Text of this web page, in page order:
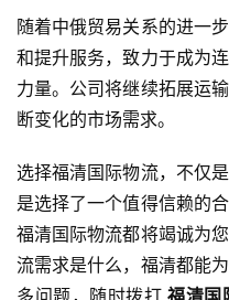
随着中俄贸易关系的进一
和提升服务，致力于成为
力量。公司将继续拓展运
断变化的市场需求。
选择福清国际物流，不仅
是选择了一个值得信赖的
福清国际物流都将竭诚为
流需求是什么，福清都能